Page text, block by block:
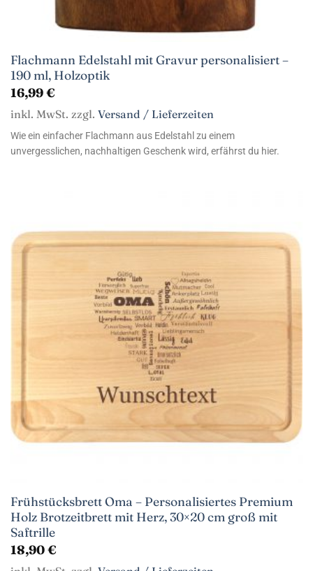
Flachmann Edelstahl mit Gravur personalisiert –
190 ml, Holzoptik
16,99€
inkl. MwSt. zzgl. Versand / Lieferzeiten
Wie ein einfacher Flachmann aus Edelstahl zu einem
unvergesslichen, nachhaltigen Geschenk wird, erfährst du hier.
Frühstücksbrett Oma – Personalisiertes Premium
Holz Brotzeitbrett mit Herz, 30×20 cm groß mit
Saftrille
18,90€